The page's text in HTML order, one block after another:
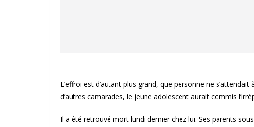
L’effroi est d’autant plus grand, que personne ne
d’autres camarades, le jeune adolescent aurait commis
Il a été retrouvé mort lundi dernier chez lui. Ses parents